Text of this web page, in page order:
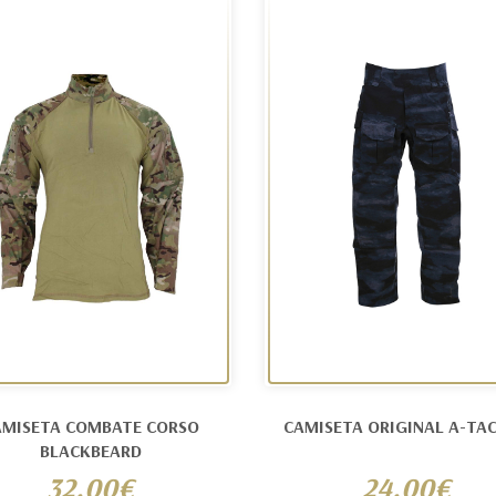
COMBATE CORSO
BLACKBEARD
32.00€
CAMISETA ORIGINAL A-
24.00€